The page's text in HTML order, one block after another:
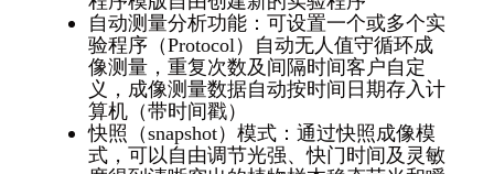
自动测量分析功能：可设置一个或多个实
验程序（Protocol）自动无人值守循环成
像测量，重复次数及间隔时间客户自定
义，成像测量数据自动按时间日期存入计
算机（带时间戳）
快照（snapshot）模式：通过快照成像模
式，可以自由调节光强、快门时间及灵敏